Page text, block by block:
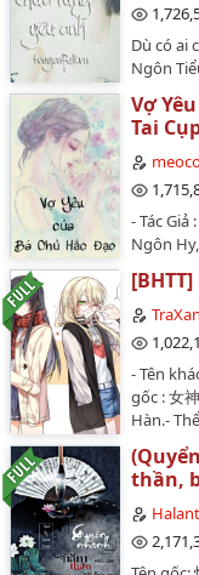
Moment 29
Moment 30
Moment 31
Moment 32
Moment 33
Moment 34
Moment 35
Momemt 36
Moment 37
Moment 38
Moment 39
Moment 40
Moment 41
Moment 42
sinh cho
Dù có ai
Ngôn
chính
yêu chỉ
tha
rồi.Lục
để yêu
Vợ
Tai
- Tác Giả
Ngôn
đại,
Ngoại
ngoài về
lại với
1 lão đại
hàng
lại khi
giác vô
người
lấy anh
nhưng
- Tên
gốc : 女
Hàn.-
chính:
Dao
từ
link này
thần,